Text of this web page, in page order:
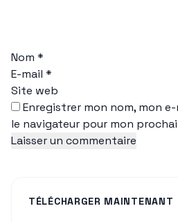
Nom *
E-mail *
Site web
Enregistrer mon nom, mon
le navigateur pour mon
TÉLÉCHARGER MAINTENANT